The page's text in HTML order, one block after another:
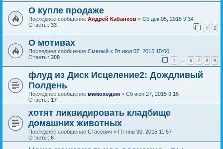
О купле продаже
Последнее сообщение Андрей Кабанков « Сб дек 05, 2015 9:34
Ответы: 33 1 2
О мотивах
Последнее сообщение Смелый « Вт июл 07, 2015 15:00
Ответы: 209 1 … 6 7 8 9
флуд из Диск Исцеление2: Дождливый
Полдень
Последнее сообщение мимоходом « Сб июн 27, 2015 9:16
Ответы: 17
хотят ликвидировать кладбище
домашних животных
Последнее сообщение Стасевич « Пт янв 30, 2015 11:57
Ответы: 6